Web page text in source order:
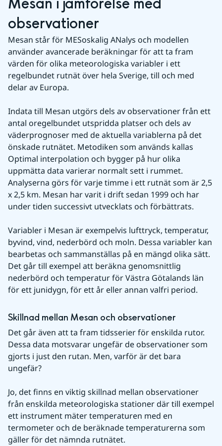
Mesan i jämförelse med
observationer
Mesan står för MESoskalig ANalys och modellen
använder avancerade beräkningar för att ta fram
värden för olika meteorologiska variabler i ett
regelbundet rutnät över hela Sverige, till och med
delar av Europa.
Indata till Mesan utgörs dels av observationer från ett
antal oregelbundet utspridda platser och dels av
väderprognoser med de aktuella variablerna på det
önskade rutnätet. Metodiken som används kallas
Optimal interpolation och bygger på hur olika
uppmätta data varierar normalt sett i rummet.
Analyserna görs för varje timme i ett rutnät som är 2,5
x 2,5 km. Mesan har varit i drift sedan 1999 och har
under tiden successivt utvecklats och förbättrats.
Variabler i Mesan är exempelvis lufttryck, temperatur,
byvind, vind, nederbörd och moln. Dessa variabler kan
bearbetas och sammanställas på en mängd olika sätt.
Det går till exempel att beräkna genomsnittlig
nederbörd och temperatur för Västra Götalands län
för ett junidygn, för ett år eller annan valfri period.
Skillnad mellan Mesan och observationer
Det går även att ta fram tidsserier för enskilda rutor.
Dessa data motsvarar ungefär de observationer som
gjorts i just den rutan. Men, varför är det bara
ungefär?
Jo, det finns en viktig skillnad mellan observationer
från enskilda meteorologiska stationer där till exempel
ett instrument mäter temperaturen med en
termometer och de beräknade temperaturerna som
gäller för det nämnda rutnätet.